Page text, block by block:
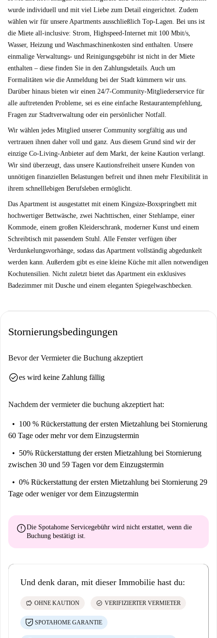
wurde individuell und mit viel Liebe zum Detail eingerichtet. Zudem
wählen wir für unsere Apartments ausschließlich Top-Lagen. Bei uns ist
die Miete all-inclusive: Strom, Highspeed-Internet mit 100 Mbit/s,
Wasser, Heizung und Waschmaschinenkosten sind enthalten. Unsere
einmalige Verwaltungs- und Reinigungsgebühr ist nicht in der Miete
enthalten – diese finden Sie in den Zahlungsdetails. Auch um
Formalitäten wie die Anmeldung bei der Stadt kümmern wir uns.
Darüber hinaus bieten wir einen 24/7-Community-Mitgliederservice für
alle auftretenden Probleme, sei es eine einfache Restaurantempfehlung,
Fragen zur Stadtverwaltung oder ein persönlicher Notfall.
Wir wählen jedes Mitglied unserer Community sorgfältig aus und
vertrauen ihnen daher voll und ganz. Aus diesem Grund sind wir der
einzige Co-Living-Anbieter auf dem Markt, der keine Kaution verlangt.
Wir sind überzeugt, dass unsere Kautionsfreiheit unsere Kunden von
unnötigen finanziellen Belastungen befreit und ihnen mehr Flexibilität in
ihrem schnelllebigen Berufsleben ermöglicht.
Das Apartment ist ausgestattet mit einem Kingsize-Boxspringbett mit
hochwertiger Bettwäsche, zwei Nachttischen, einer Stehlampe, einer
Kommode, einem großen Kleiderschrank, moderner Kunst und einem
Schreibtisch mit passendem Stuhl. Alle Fenster verfügen über
Verdunkelungsvorhänge, sodass das Apartment vollständig abgedunkelt
werden kann. Außerdem gibt es eine kleine Küche mit allen notwendigen
Kochutensilien. Nicht zuletzt bietet das Apartment ein exklusives
Badezimmer mit Dusche und einem eleganten Spiegelwaschbecken.
Stornierungsbedingungen
Bevor der Vermieter die Buchung akzeptiert
check_circlees wird keine Zahlung fällig
Nachdem der vermieter die buchung akzeptiert hat:
100 % Rückerstattung der ersten Mietzahlung bei Stornierung
60 Tage oder mehr vor dem Einzugstermin
50% Rückerstattung der ersten Mietzahlung bei Stornierung
zwischen 30 und 59 Tagen vor dem Einzugstermin
0% Rückerstattung der ersten Mietzahlung bei Stornierung 29
Tage oder weniger vor dem Einzugstermin
errorDie Spotahome Servicegebühr wird nicht erstattet, wenn die
Buchung bestätigt ist.
Und denk daran, mit dieser Immobilie hast du:
savings OHNE KAUTION check_circle VERIFIZIERTER VERMIETER
SPOTAHOME GARANTIE